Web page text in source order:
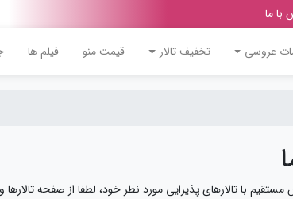
با ما
عروسی تخفیف تالار قیمت منو فیلم ها
مستقیم با تالارهای پذیرایی مورد نظر خود، لطفا از صفحه